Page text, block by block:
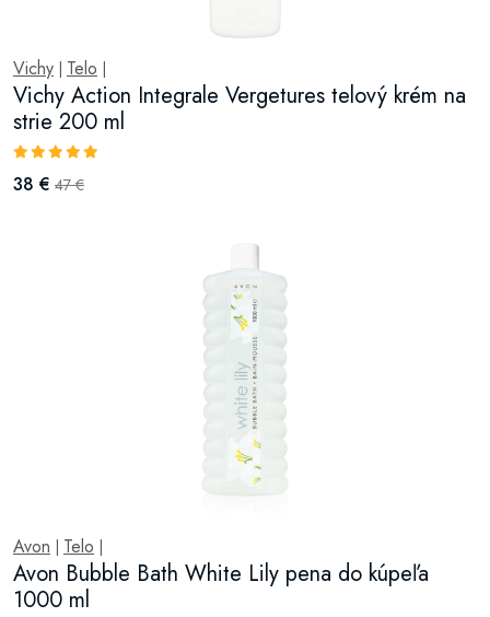
Vichy Telo
Vichy Action Integrale Vergetures telový krém na
strie 200 ml
38 € 47 €
Avon Telo
Avon Bubble Bath White Lily pena do kúpeľa
1000 ml